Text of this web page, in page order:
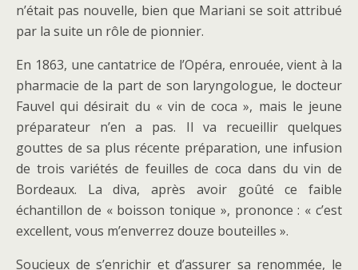
n’était pas nouvelle, bien que Mariani se soit attribué
par la suite un rôle de pionnier.
En 1863, une cantatrice de l’Opéra, enrouée, vient à la
pharmacie de la part de son laryngologue, le docteur
Fauvel qui désirait du « vin de coca », mais le jeune
préparateur n’en a pas. Il va recueillir quelques
gouttes de sa plus récente préparation, une infusion
de trois variétés de feuilles de coca dans du vin de
Bordeaux. La diva, après avoir goûté ce faible
échantillon de « boisson tonique », prononce : « c’est
excellent, vous m’enverrez douze bouteilles ».
Soucieux de s’enrichir et d’assurer sa renommée, le